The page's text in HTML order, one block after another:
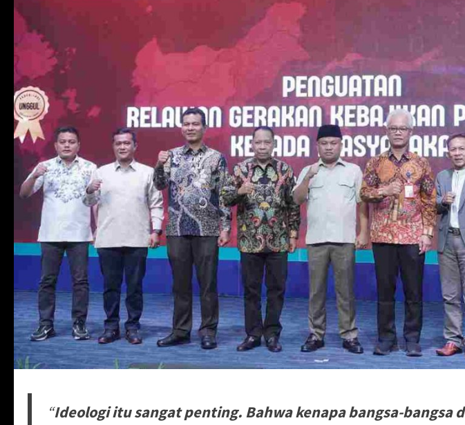
“Ideologi itu sangat penting. Bahwa kenapa bangsa-bangsa